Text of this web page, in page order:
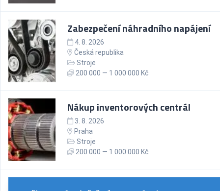
Zabezpečení náhradního napájení
4. 8. 2026
Česká republika
Stroje
200 000 — 1 000 000 Kč
Nákup inventorových centrál
3. 8. 2026
Praha
Stroje
200 000 — 1 000 000 Kč